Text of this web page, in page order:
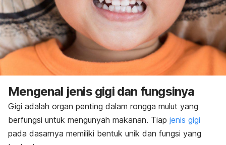
Mengenal jenis gigi dan fungsinya
Gigi adalah organ penting dalam rongga mulut yang
berfungsi untuk mengunyah makanan. Tiap jenis gigi
pada dasarnya memiliki bentuk unik dan fungsi yang